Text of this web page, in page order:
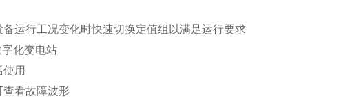
运行工况变化时快速切换定值组以满足运行要求
化变电站
用
看故障波形